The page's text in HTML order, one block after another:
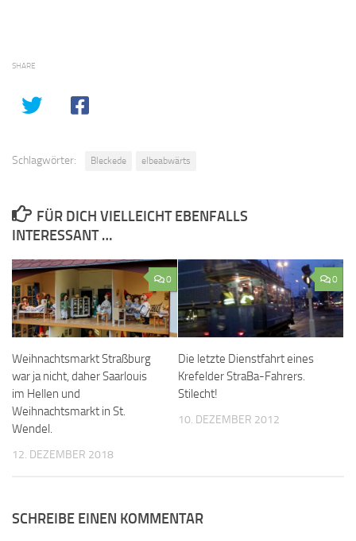
SHARE
Schlagwörter: Bleckede elbeabwärts
FÜR DICH VIELLEICHT EBENFALLS
INTERESSANT …
0
Weihnachtsmarkt Straßburg
war ja nicht, daher Saarlouis
im Hellen und
Weihnachtsmarkt in St.
Wendel.
12. DEZEMBER 2018
0
Die letzte Dienstfahrt eines
Krefelder StraBa-Fahrers.
Stilecht!
10. DEZEMBER 2012
SCHREIBE EINEN KOMMENTAR